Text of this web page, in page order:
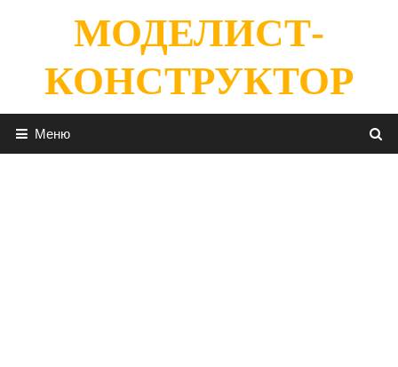
содержимомуМОДЕЛИСТ-
КОНСТРУКТОР
Меню